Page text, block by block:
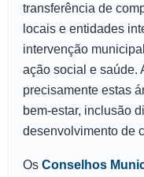
transferência de
locais e entidades
intervenção
ação social e saúde.
precisamente estas
bem-estar, inclusão
desenvolvimento de
OsConselhos